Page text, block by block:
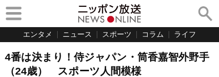
エンタメ ニュース スポーツ コラム ライフ
4番は決まり！侍ジャパン・筒香嘉智外野手
（24歳） スポーツ人間模様